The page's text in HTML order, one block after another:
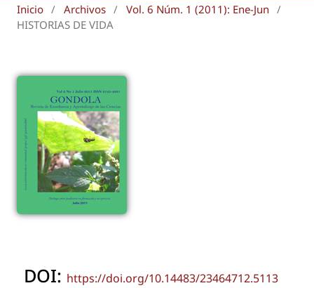
Inicio / Archivos / Vol. 6 Núm. 1 (2011): Ene-Jun
/
HISTORIAS DE VIDA
DOI: https://doi.org/10.14483/23464712.5113